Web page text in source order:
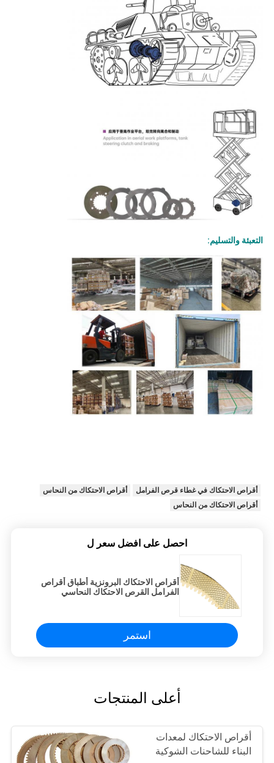
التعبئة والتسليم:
أقراص الاحتكاك في غطاء قرص الفرامل
أقراص الاحتكاك من النحاس
أقراص الاحتكاك من النحاس
احصل على افضل سعر ل
أقراص الاحتكاك البرونزية أطباق أقراص
الفرامل القرص الاحتكاك النحاسي
استمر
أعلى المنتجات
أقراص الاحتكاك لمعدات
البناء للشاحنات الشوكية